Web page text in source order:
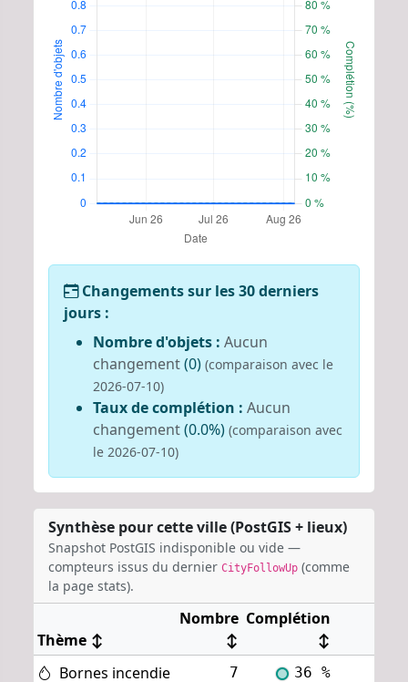
Changements sur les 30 derniers
jours :
Nombre d'objets : Aucun
changement(0) (comparaison avec le
2026-07-10)
Taux de complétion : Aucun
changement(0.0%) (comparaison avec
le 2026-07-10)
Synthèse pour cette ville (PostGIS + lieux)
Snapshot PostGIS indisponible ou vide —
compteurs issus du dernier CityFollowUp (comme
la page stats).
Thème ↕
Nombre
↕
Complétion
↕
Bornes incendie
7 36 %